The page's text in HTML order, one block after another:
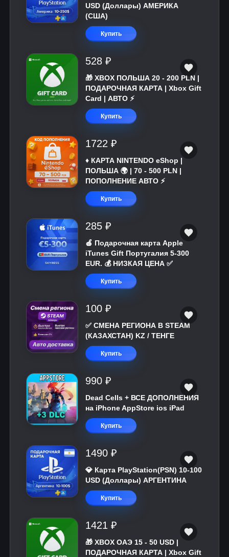
USD (Доллары) АМЕРИКА
(США)
Купить
528 ₽
🎁 XBOX ПОЛЬША 20 - 200 PLN |
ПОДАРОЧНАЯ КАРТА | Xbox Gift
Card | АВТО ⚡
Купить
1722 ₽
♦️ КАРТА NINTENDO eShop |
ПОЛЬША 🌍 | 70 - 500 PLN |
ПОПОЛНЕНИЕ АВТО ⚡
Купить
285 ₽
🍎 Подарочная карта Apple
iTunes Gift Португалия 5-300
EUR. 💰 НИЗКАЯ ЦЕНА ✅
Купить
100 ₽
✅ СМЕНА РЕГИОНА В STEAM
(КАЗАХСТАН) KZ / ТЕНГЕ
Купить
990 ₽
Dead Cells + ВСЕ ДОПОЛНЕНИЯ
на iPhone AppStore ios iPad
Купить
1490 ₽
💎 Карта PlayStation(PSN) 10-100
USD (Доллары) АРГЕНТИНА
Купить
1421 ₽
🎁 XBOX ОАЭ 15 - 50 USD |
ПОДАРОЧНАЯ КАРТА | Xbox Gift